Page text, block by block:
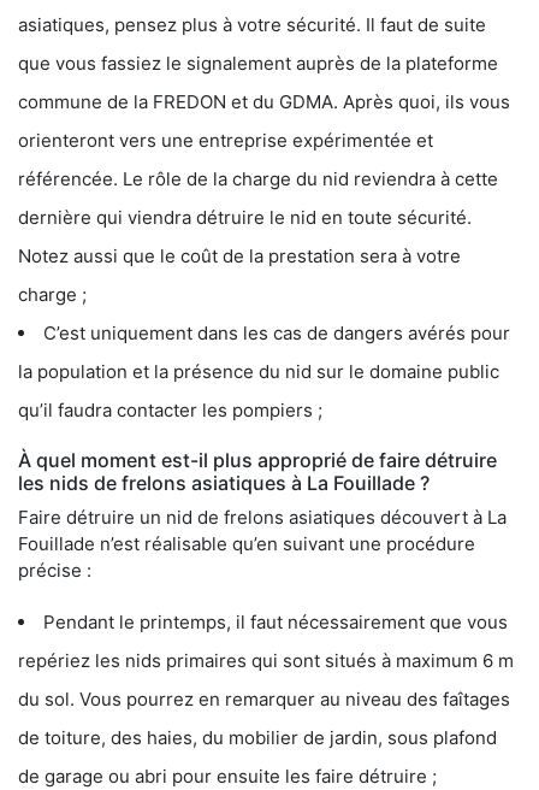
asiatiques, pensez plus à votre sécurité. Il faut de suite
que vous fassiez le signalement auprès de la plateforme
commune de la FREDON et du GDMA. Après quoi, ils vous
orienteront vers une entreprise expérimentée et
référencée. Le rôle de la charge du nid reviendra à cette
dernière qui viendra détruire le nid en toute sécurité.
Notez aussi que le coût de la prestation sera à votre
charge ;
C’est uniquement dans les cas de dangers avérés pour
la population et la présence du nid sur le domaine public
qu’il faudra contacter les pompiers ;
À quel moment est-il plus approprié de faire détruire
les nids de frelons asiatiques à La Fouillade ?
Faire détruire un nid de frelons asiatiques découvert à La
Fouillade n’est réalisable qu’en suivant une procédure
précise :
Pendant le printemps, il faut nécessairement que vous
repériez les nids primaires qui sont situés à maximum 6 m
du sol. Vous pourrez en remarquer au niveau des faîtages
de toiture, des haies, du mobilier de jardin, sous plafond
de garage ou abri pour ensuite les faire détruire ;